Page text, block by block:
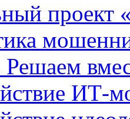
проект
Решаем
ИТ-